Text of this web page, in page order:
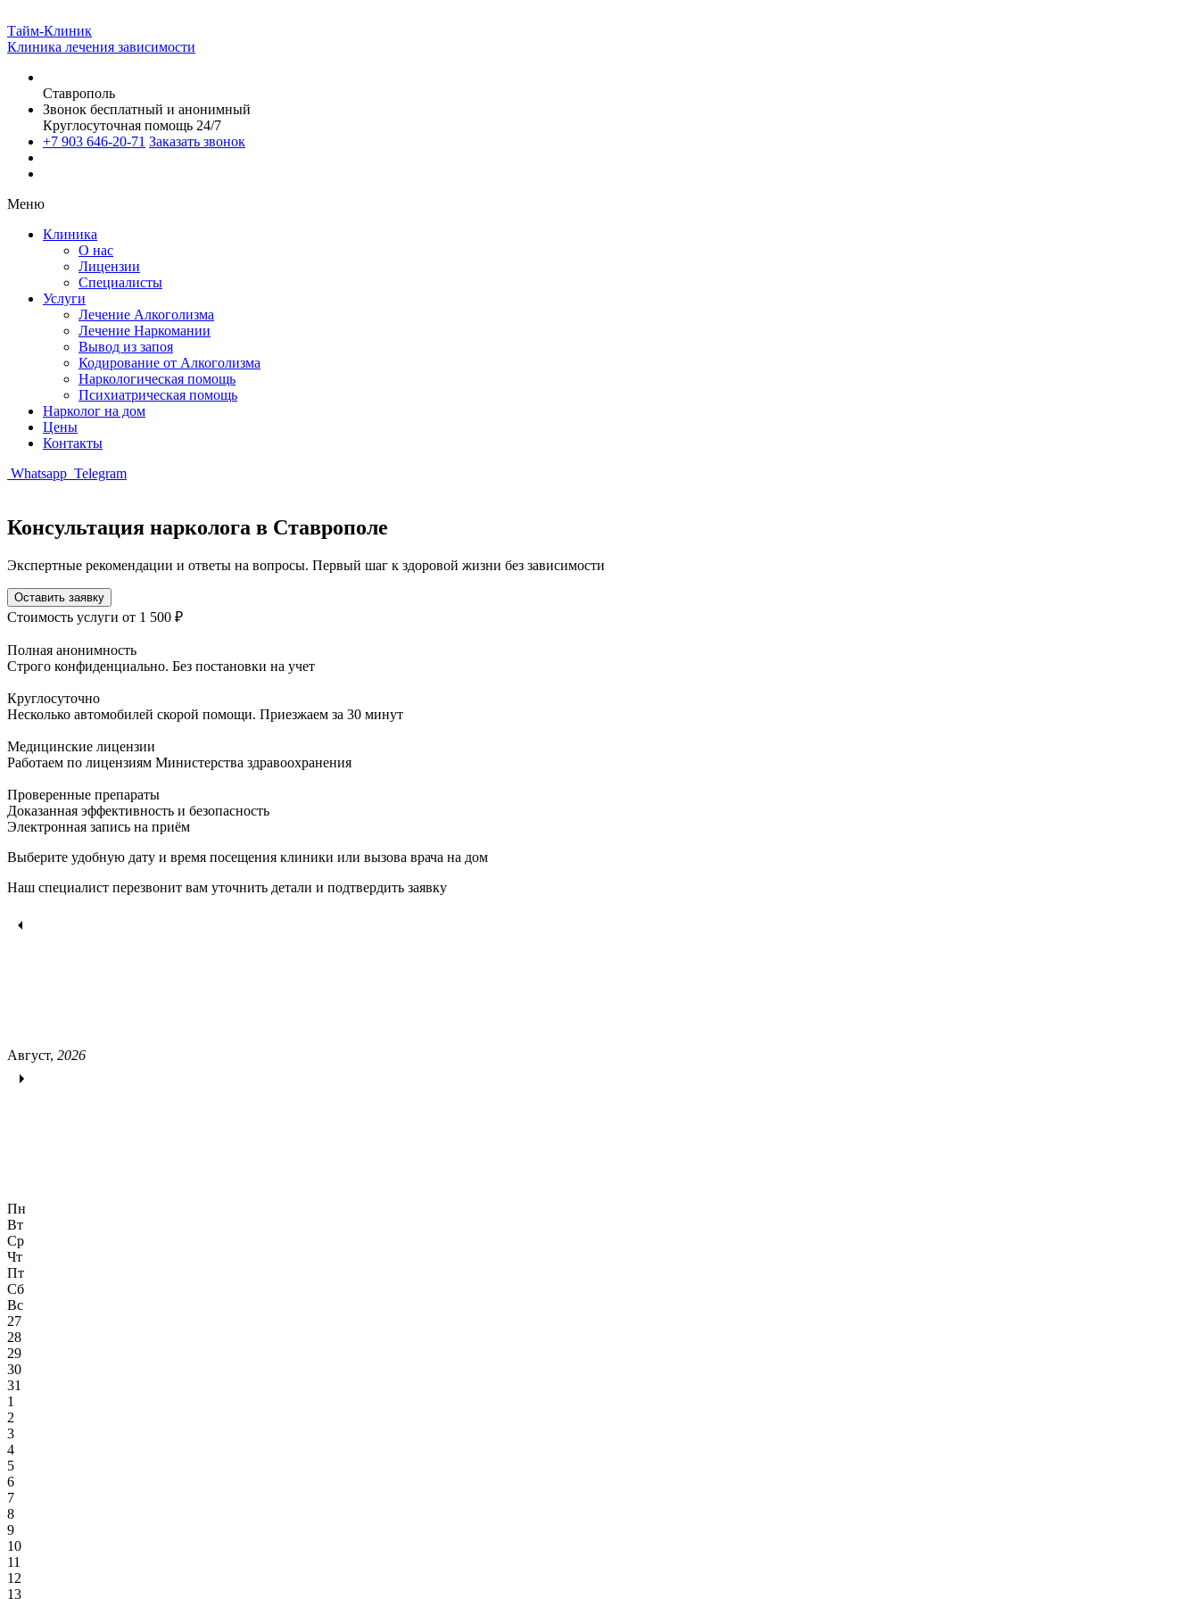
Тайм-Клиник
Клиника лечения зависимости
Ставрополь
Звонок бесплатный и анонимный
Круглосуточная помощь 24/7
+7 903 646-20-71 Заказать звонок
Меню
Клиника
О нас
Лицензии
Специалисты
Услуги
Лечение Алкоголизма
Лечение Наркомании
Вывод из запоя
Кодирование от Алкоголизма
Наркологическая помощь
Психиатрическая помощь
Нарколог на дом
Цены
Контакты
Whatsapp Telegram
Консультация нарколога в Ставрополе
Экспертные рекомендации и ответы на вопросы. Первый шаг к здоровой жизни без зависимости
Оставить заявку
Стоимость услуги от 1 500 ₽
Полная анонимность
Строго конфиденциально. Без постановки на учет
Круглосуточно
Несколько автомобилей скорой помощи. Приезжаем за 30 минут
Медицинские лицензии
Работаем по лицензиям Министерства здравоохранения
Проверенные препараты
Доказанная эффективность и безопасность
Электронная запись на приём
Выберите удобную дату и время посещения клиники или вызова врача на дом
Наш специалист перезвонит вам уточнить детали и подтвердить заявку
Август, 2026
Пн
Вт
Ср
Чт
Пт
Сб
Вс
27
28
29
30
31
1
2
3
4
5
6
7
8
9
10
11
12
13